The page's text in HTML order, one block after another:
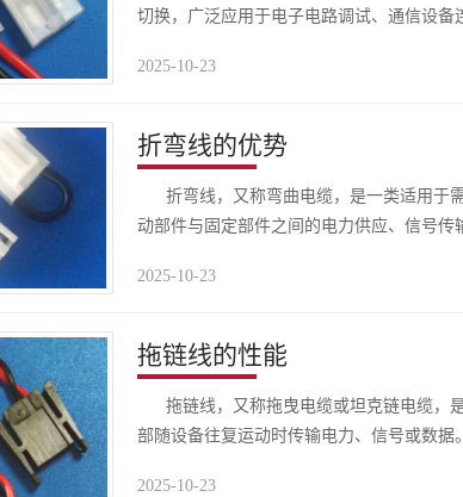
切换，广泛应用于电子电路调试、通信设
2025-10-23
折弯线的优势
折弯线，又称弯曲电缆，是一类适用于
动部件与固定部件之间的电力供应、信号
2025-10-23
拖链线的性能
拖链线，又称拖曳电缆或坦克链电缆，
部随设备往复运动时传输电力、信号或数
2025-10-23